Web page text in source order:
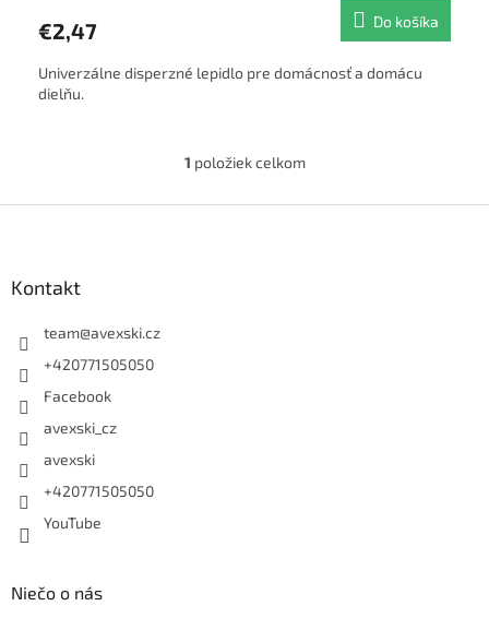
€2,47 Do košíka
Univerzálne disperzné lepidlo pre domácnosť a domácu
dielňu.
Ovládacie prvky výpisu
1 položiek celkom
Kontakt
team@avexski.cz
+420771505050
Facebook
avexski_cz
avexski
+420771505050
YouTube
Niečo o nás